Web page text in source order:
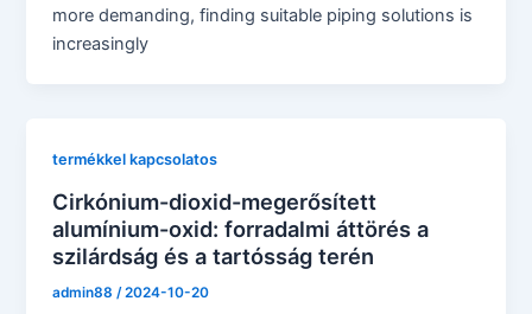
more demanding, finding suitable piping solutions is
increasingly
termékkel kapcsolatos
Cirkónium-dioxid-megerősített
alumínium-oxid: forradalmi áttörés a
szilárdság és a tartósság terén
admin88/2024-10-20